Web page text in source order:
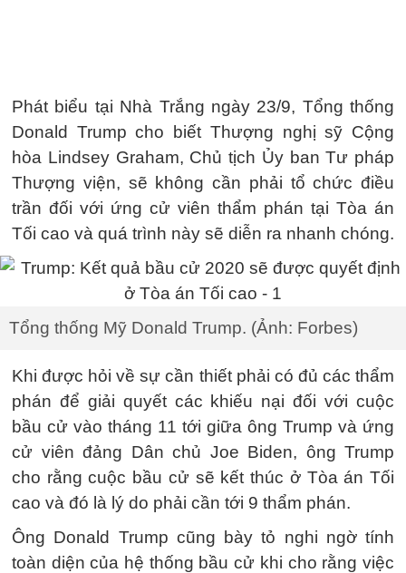
Phát biểu tại Nhà Trắng ngày 23/9, Tổng thống
Donald Trump cho biết Thượng nghị sỹ Cộng
hòa Lindsey Graham, Chủ tịch Ủy ban Tư pháp
Thượng viện, sẽ không cần phải tổ chức điều
trần đối với ứng cử viên thẩm phán tại Tòa án
Tối cao và quá trình này sẽ diễn ra nhanh chóng.
Tổng thống Mỹ Donald Trump. (Ảnh: Forbes)
Khi được hỏi về sự cần thiết phải có đủ các thẩm
phán để giải quyết các khiếu nại đối với cuộc
bầu cử vào tháng 11 tới giữa ông Trump và ứng
cử viên đảng Dân chủ Joe Biden, ông Trump
cho rằng cuộc bầu cử sẽ kết thúc ở Tòa án Tối
cao và đó là lý do phải cần tới 9 thẩm phán.
Ông Donald Trump cũng bày tỏ nghi ngờ tính
toàn diện của hệ thống bầu cử khi cho rằng việc